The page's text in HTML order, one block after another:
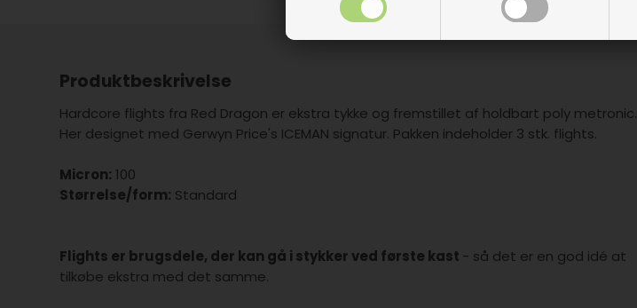
Produktbeskrivelse
Hardcore flights fra Red Dragon er ekstra tykke og fremstillet af holdbart poly metronic.
Her designet med Gerwyn Price's ICEMAN signatur. Pakken indeholder 3 stk. flights.
Micron: 100
Størrelse/form: Standard
Flights er brugsdele, der kan gå i stykker ved første kast - så det er en god idé at
tilkøbe ekstra med det samme.